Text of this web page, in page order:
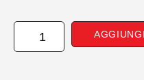
PARAURTI
ANTERIORE
AGGIUNGI